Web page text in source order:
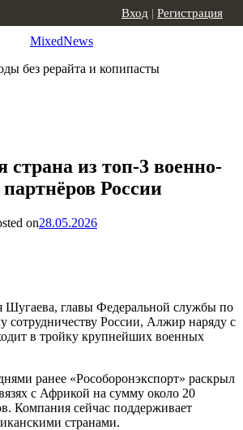
MixedNews
без рерайта и копипасты
Вход | Регистрация
страна из топ-3 военно-
России
on28.05.2026
главы Федеральной службы по
сотрудничеству России, Алжир наряду с
в тройку крупнейших военных
ранее «Рособоронэкспорт» раскрыл
с Африкой на сумму около 20
Компания сейчас поддерживает
странами.